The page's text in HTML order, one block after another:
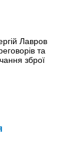
Лавров
та
зброї